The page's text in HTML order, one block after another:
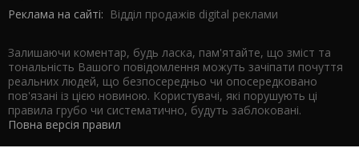
Реклама на сайті: Відділ продажів digital реклами
Залишаючи коментар, будь ласка, пам'ятайте, що зміст та
тональність Вашого повідомлення можуть зачіпати почуття
реальних людей, що безпосередньо чи опосередковано
пов'язані із цією новиною. Користувачі, які порушують ці
правила грубо чи систематично, будуть заблоковані.
Повна версія правил